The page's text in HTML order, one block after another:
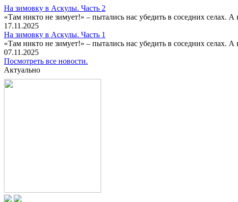
На зимовку в Аскулы. Часть 2
«Там никто не зимует!» – пытались нас убедить в соседних селах.
17.11.2025
На зимовку в Аскулы. Часть 1
«Там никто не зимует!» – пытались нас убедить в соседних селах.
07.11.2025
Посмотреть все новости.
Актуально